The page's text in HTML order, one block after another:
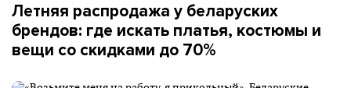
Летняя распродажа у беларуских
брендов: где искать платья, костюмы и
вещи со скидками до 70%